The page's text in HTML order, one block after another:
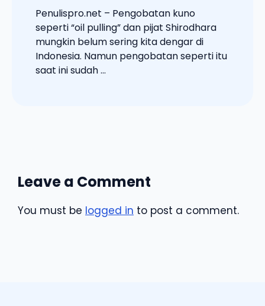
Penulispro.net – Pengobatan kuno
seperti “oil pulling” dan pijat Shirodhara
mungkin belum sering kita dengar di
Indonesia. Namun pengobatan seperti itu
saat ini sudah ...
Leave a Comment
You must be logged in to post a comment.